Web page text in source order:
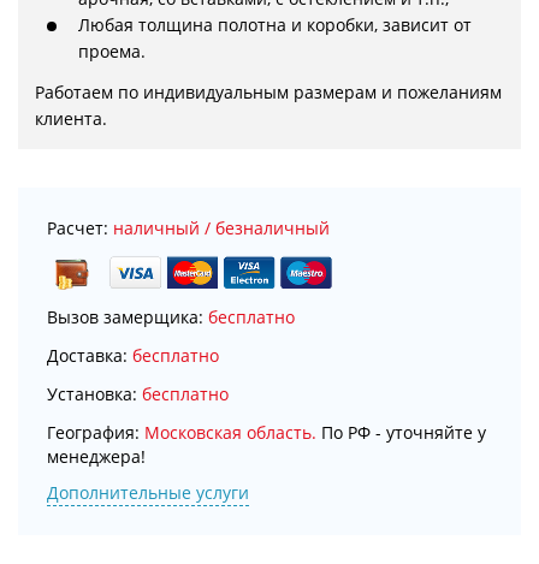
Любая толщина полотна и коробки, зависит от
проема.
Работаем по индивидуальным размерам и пожеланиям
клиента.
Расчет: наличный / безналичный
Вызов замерщика: бесплатно
Доставка: бесплатно
Установка: бесплатно
География: Московская область. По РФ - уточняйте у
менеджера!
Дополнительные услуги